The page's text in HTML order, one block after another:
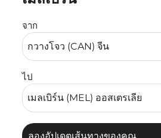
จาก
ไป